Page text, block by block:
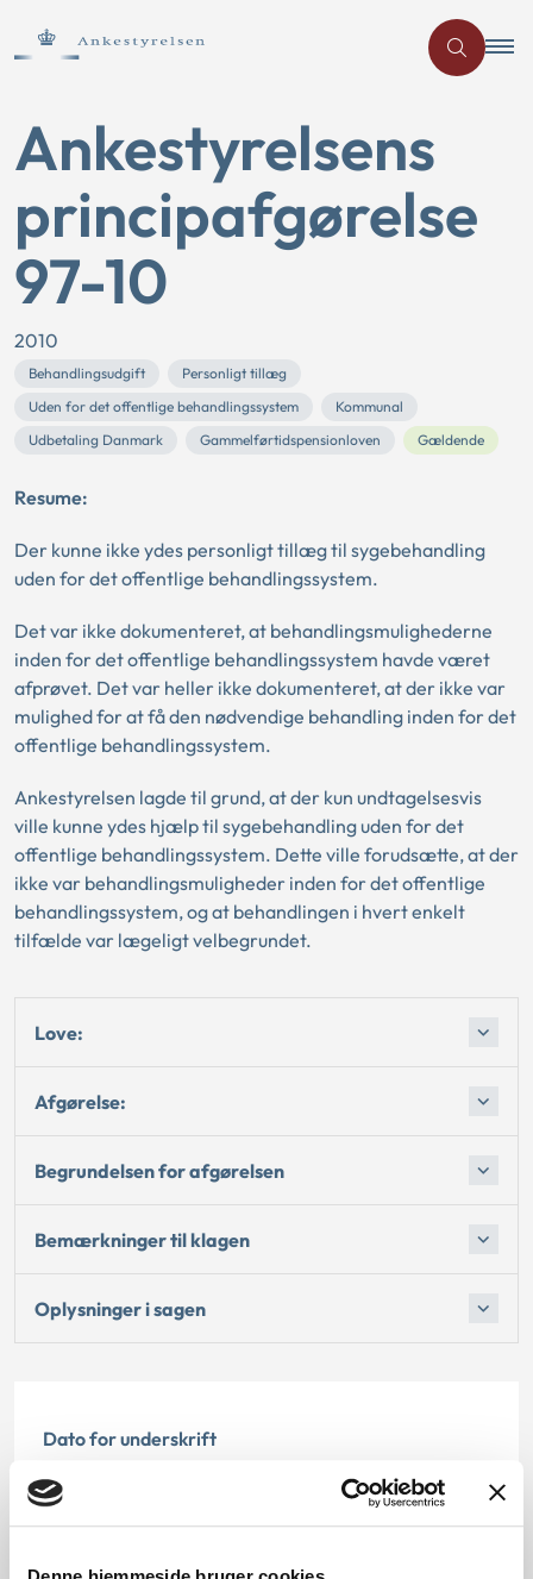
Ankestyrelsens
principafgørelse
97-10
2010
Behandlingsudgift
Personligt tillæg
Uden for det offentlige behandlingssystem
Kommunal
Udbetaling Danmark
Gammelførtidspensionloven Gældende
Resume:
Der kunne ikke ydes personligt tillæg til sygebehandling
uden for det offentlige behandlingssystem.
Det var ikke dokumenteret, at behandlingsmulighederne
inden for det offentlige behandlingssystem havde været
afprøvet. Det var heller ikke dokumenteret, at der ikke var
mulighed for at få den nødvendige behandling inden for det
offentlige behandlingssystem.
Ankestyrelsen lagde til grund, at der kun undtagelsesvis
ville kunne ydes hjælp til sygebehandling uden for det
offentlige behandlingssystem. Dette ville forudsætte, at der
ikke var behandlingsmuligheder inden for det offentlige
behandlingssystem, og at behandlingen i hvert enkelt
tilfælde var lægeligt velbegrundet.
Love:
Afgørelse:
Begrundelsen for afgørelsen
Bemærkninger til klagen
Oplysninger i sagen
Dato for underskrift
30.04.2010